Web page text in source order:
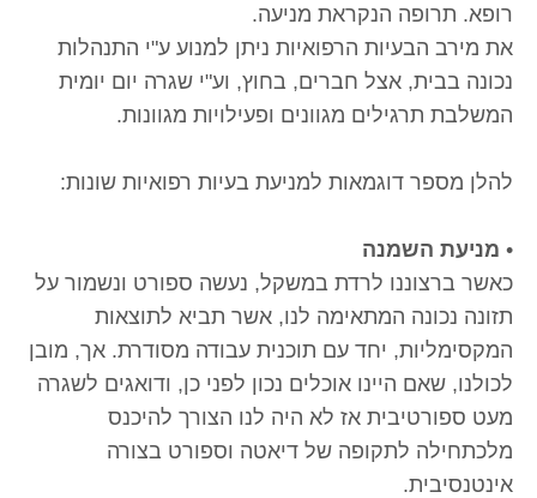
רופא. תרופה הנקראת מניעה.
את מירב הבעיות הרפואיות ניתן למנוע ע"י התנהלות
נכונה בבית, אצל חברים, בחוץ, וע"י שגרה יום יומית
המשלבת תרגילים מגוונים ופעילויות מגוונות.
להלן מספר דוגמאות למניעת בעיות רפואיות שונות:
• מניעת השמנה
כאשר ברצוננו לרדת במשקל, נעשה ספורט ונשמור על
תזונה נכונה המתאימה לנו, אשר תביא לתוצאות
המקסימליות, יחד עם תוכנית עבודה מסודרת. אך, מובן
לכולנו, שאם היינו אוכלים נכון לפני כן, ודואגים לשגרה
מעט ספורטיבית אז לא היה לנו הצורך להיכנס
מלכתחילה לתקופה של דיאטה וספורט בצורה
אינטנסיבית.